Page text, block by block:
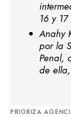
16 y
Anahy
por la
Penal,
de
PRIORIZA